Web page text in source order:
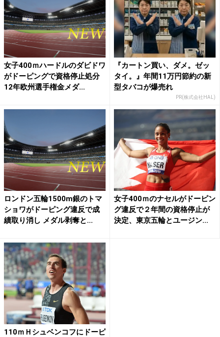
女子400ｍハードルのダビドワ
がドーピングで資格停止処分
12年欧州選手権金メダ...
『カートン買い、ダメ。ゼッ
タイ。』年間11万円節約の新
型タバコが爆売れ
PR(株式会社HAL)
ロンドン五輪1500m銀のトマ
ショワがドーピング違反で成
績取り消し メダル剥奪と...
女子400ｍのナセルがドーピン
グ違反で２年間の資格停止が
決定、東京五輪とユージン...
110ｍＨシュベンコフにドーピ